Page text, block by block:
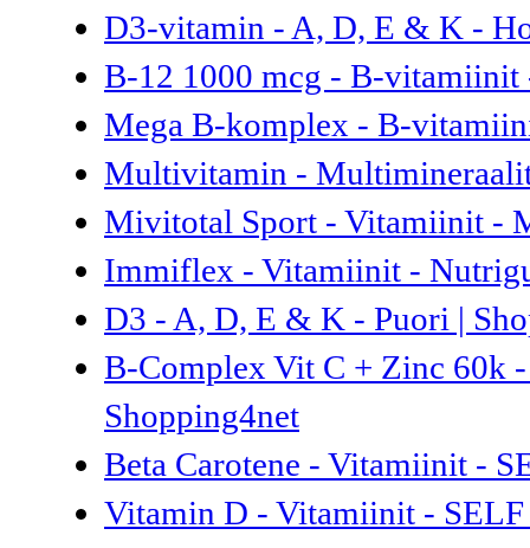
D3-vitamin - A, D, E & K -
B-12 1000 mcg - B-vitamiinit
Mega B-komplex - B-
Multivitamin -
Mivitotal Sport - Vitamiinit -
Immiflex - Vitamiinit -
D3 - A, D, E & K - Puori |
B-Complex Vit C + Zinc 60k
Shopping4net
Beta Carotene - Vitamiinit -
Vitamin D - Vitamiinit -